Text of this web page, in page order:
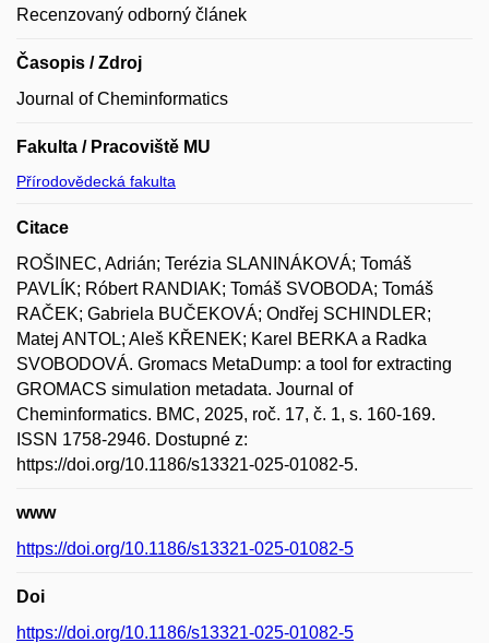
Recenzovaný odborný článek
Časopis / Zdroj
Journal of Cheminformatics
Fakulta / Pracoviště MU
Přírodovědecká fakulta
Citace
ROŠINEC, Adrián; Terézia SLANINÁKOVÁ; Tomáš
PAVLÍK; Róbert RANDIAK; Tomáš SVOBODA; Tomáš
RAČEK; Gabriela BUČEKOVÁ; Ondřej SCHINDLER;
Matej ANTOL; Aleš KŘENEK; Karel BERKA a Radka
SVOBODOVÁ. Gromacs MetaDump: a tool for extracting
GROMACS simulation metadata. Journal of
Cheminformatics. BMC, 2025, roč. 17, č. 1, s. 160-169.
ISSN 1758-2946. Dostupné z:
https://doi.org/10.1186/s13321-025-01082-5.
www
https://doi.org/10.1186/s13321-025-01082-5
Doi
https://doi.org/10.1186/s13321-025-01082-5